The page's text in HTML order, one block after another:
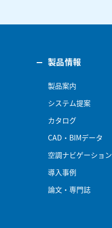
製品情報
製品案内
システム提案
カタログ
CAD・BIMデータ
空調ナビゲーション
導入事例
論文・専門誌